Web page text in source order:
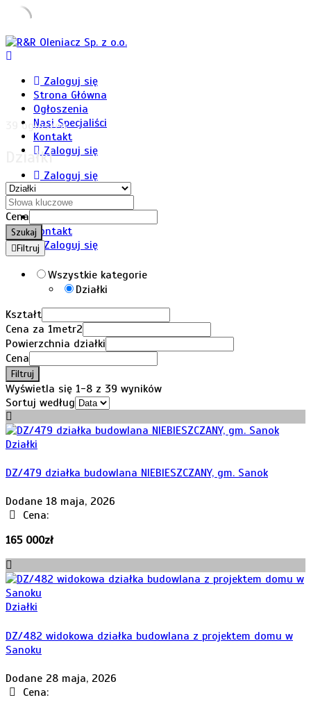
Skip
to
Zaloguj się
Strona Główna
Ogłoszenia
Nasi Specjaliści
Kontakt
Zaloguj się
Zaloguj się
Strona Główna
Ogłoszenia
Kontakt
Zaloguj się
39 ogłoszeń
Działki
Cena
Szukaj
Filtruj
Wszystkie kategorie
Działki
Kształt
Cena za 1metr2
Powierzchnia działki
Cena
Filtruj
Wyświetla się 1-8 z 39 wyników
Sortuj według
Działki
DZ/479 działka budowlana NIEBIESZCZANY, gm. Sanok
Dodane 18 maja, 2026
Cena:
165 000zł
Działki
DZ/482 widokowa działka budowlana z projektem domu w
Sanoku
Dodane 28 maja, 2026
Cena: